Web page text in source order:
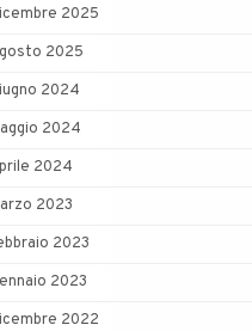
2025
2025
2024
2024
2024
2023
2023
2023
2022